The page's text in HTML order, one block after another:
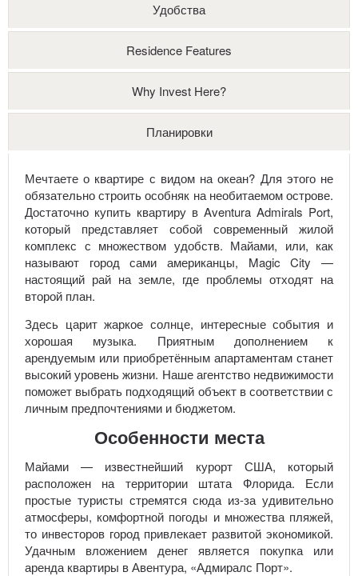
Удобства
Residence Features
Why Invest Here?
Планировки
Мечтаете о квартире с видом на океан? Для этого не
обязательно строить особняк на необитаемом острове.
Достаточно купить квартиру в Aventura Admirals Port,
который представляет собой современный жилой
комплекс с множеством удобств. Майами, или, как
называют город сами американцы, Magic City —
настоящий рай на земле, где проблемы отходят на
второй план.
Здесь царит жаркое солнце, интересные события и
хорошая музыка. Приятным дополнением к
арендуемым или приобретённым апартаментам станет
высокий уровень жизни. Наше агентство недвижимости
поможет выбрать подходящий объект в соответствии с
личным предпочтениями и бюджетом.
Особенности места
Майами — известнейший курорт США, который
расположен на территории штата Флорида. Если
простые туристы стремятся сюда из-за удивительно
атмосферы, комфортной погоды и множества пляжей,
то инвесторов город привлекает развитой экономикой.
Удачным вложением денег является покупка или
аренда квартиры в Авентура, «Адмиралс Порт».